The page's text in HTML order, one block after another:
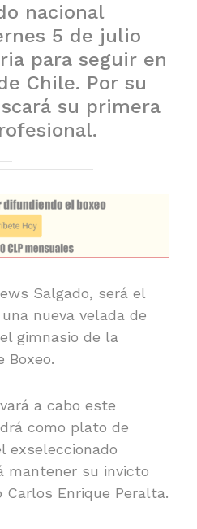
nacional
5 de julio
para seguir en
Chile. Por su
su primera
Salgado, será el
nueva velada de
gimnasio de la
Boxeo.
a cabo este
como plato de
exseleccionado
mantener su invicto
Enrique Peralta.